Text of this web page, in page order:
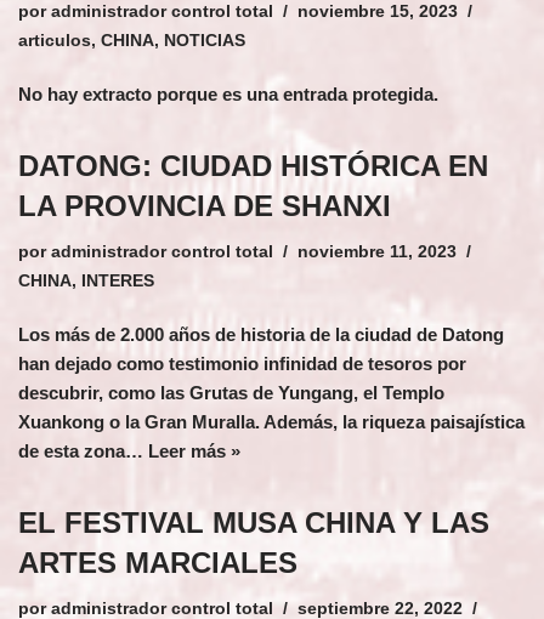
por administrador control total
noviembre 15, 2023
articulos, CHINA, NOTICIAS
No hay extracto porque es una entrada protegida.
DATONG: CIUDAD HISTÓRICA EN
LA PROVINCIA DE SHANXI
por administrador control total
noviembre 11, 2023
CHINA, INTERES
Los más de 2.000 años de historia de la ciudad de Datong
han dejado como testimonio infinidad de tesoros por
descubrir, como las Grutas de Yungang, el Templo
Xuankong o la Gran Muralla. Además, la riqueza paisajística
de esta zona… Leer más »
EL FESTIVAL MUSA CHINA Y LAS
ARTES MARCIALES
por administrador control total
septiembre 22, 2022